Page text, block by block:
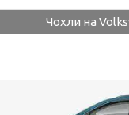
Чохли на